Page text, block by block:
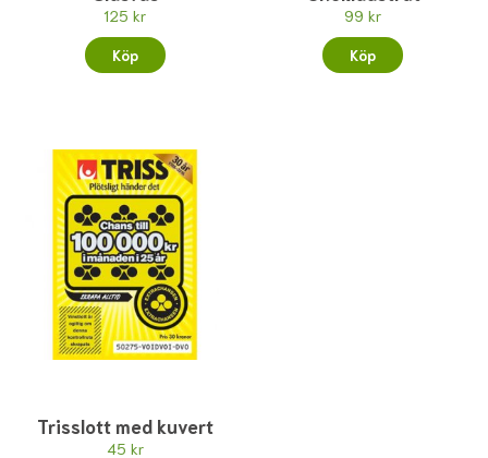
125 kr
Köp
99 kr
Köp
Trisslott med kuvert
45 kr